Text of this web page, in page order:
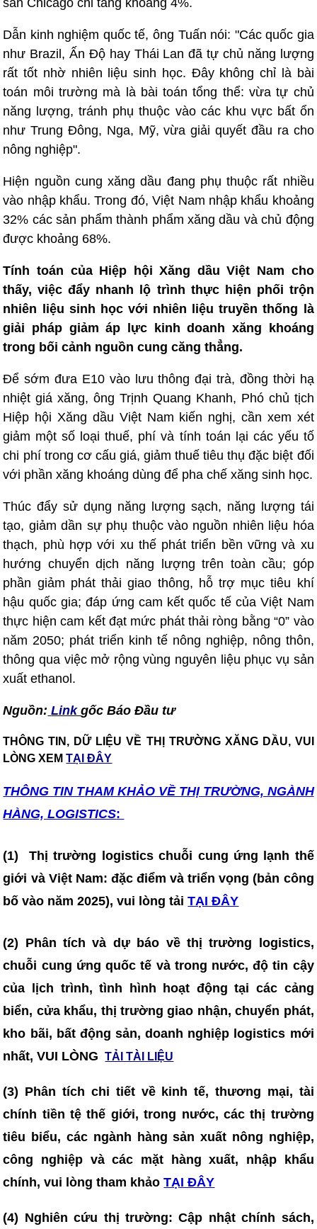
sàn Chicago chỉ tăng khoảng 4%.
Dẫn kinh nghiệm quốc tế, ông Tuấn nói: "Các quốc gia
như Brazil, Ấn Độ hay Thái Lan đã tự chủ năng lượng
rất tốt nhờ nhiên liệu sinh học. Đây không chỉ là bài
toán môi trường mà là bài toán tổng thể: vừa tự chủ
năng lượng, tránh phụ thuộc vào các khu vực bất ổn
như Trung Đông, Nga, Mỹ, vừa giải quyết đầu ra cho
nông nghiệp".
Hiện nguồn cung xăng dầu đang phụ thuộc rất nhiều
vào nhập khẩu. Trong đó, Việt Nam nhập khẩu khoảng
32% các sản phẩm thành phẩm xăng dầu và chủ động
được khoảng 68%.
Tính toán của Hiệp hội Xăng dầu Việt Nam cho
thấy, việc đẩy nhanh lộ trình thực hiện phối trộn
nhiên liệu sinh học với nhiên liệu truyền thống là
giải pháp giảm áp lực kinh doanh xăng khoáng
trong bối cảnh nguồn cung căng thẳng.
Để sớm đưa E10 vào lưu thông đại trà, đồng thời hạ
nhiệt giá xăng, ông Trịnh Quang Khanh, Phó chủ tịch
Hiệp hội Xăng dầu Việt Nam kiến nghị, cần xem xét
giảm một số loại thuế, phí và tính toán lại các yếu tố
chi phí trong cơ cấu giá, giảm thuế tiêu thụ đặc biệt đối
với phần xăng khoáng dùng để pha chế xăng sinh học.
Thúc đẩy sử dụng năng lượng sạch, năng lượng tái
tạo, giảm dần sự phụ thuộc vào nguồn nhiên liệu hóa
thạch, phù hợp với xu thế phát triển bền vững và xu
hướng chuyển dịch năng lượng trên toàn cầu; góp
phần giảm phát thải giao thông, hỗ trợ mục tiêu khí
hậu quốc gia; đáp ứng cam kết quốc tế của Việt Nam
thực hiện cam kết đạt mức phát thải ròng bằng “0” vào
năm 2050; phát triển kinh tế nông nghiệp, nông thôn,
thông qua việc mở rộng vùng nguyên liệu phục vụ sản
xuất ethanol.
Nguồn: Linkgốc Báo Đầu tư
THÔNG TIN, DỮ LIỆU VỀ THỊ TRƯỜNG XĂNG DẦU, VUI
LÒNG XEMTẠI ĐÂY
THÔNG TIN THAM KHẢO VỀ THỊ TRƯỜNG, NGÀNH
HÀNG, LOGISTICS:
(1)Thị trường logistics chuỗi cung ứng lạnh thế
giới và Việt Nam: đặc điểm và triển vọng (bản công
bố vào năm 2025), vui lòng tảiTẠI ĐÂY
(2) Phân tích và dự báo về thị trường logistics,
chuỗi cung ứng quốc tế và trong nước, độ tin cậy
của lịch trình, tình hình hoạt động tại các cảng
biển, cửa khẩu, thị trường giao nhận, chuyển phát,
kho bãi, bất động sản, doanh nghiệp logistics mới
nhất, VUI LÒNG
TẢI TÀI LIỆU
(3) Phân tích chi tiết về kinh tế, thương mại, tài
chính tiền tệ thế giới, trong nước, các thị trường
tiêu biểu, các ngành hàng sản xuất nông nghiệp,
công nghiệp và các mặt hàng xuất, nhập khẩu
chính, vui lòng tham khảo TẠI ĐÂY
(4) Nghiên cứu thị trường: Cập nhật chính sách,